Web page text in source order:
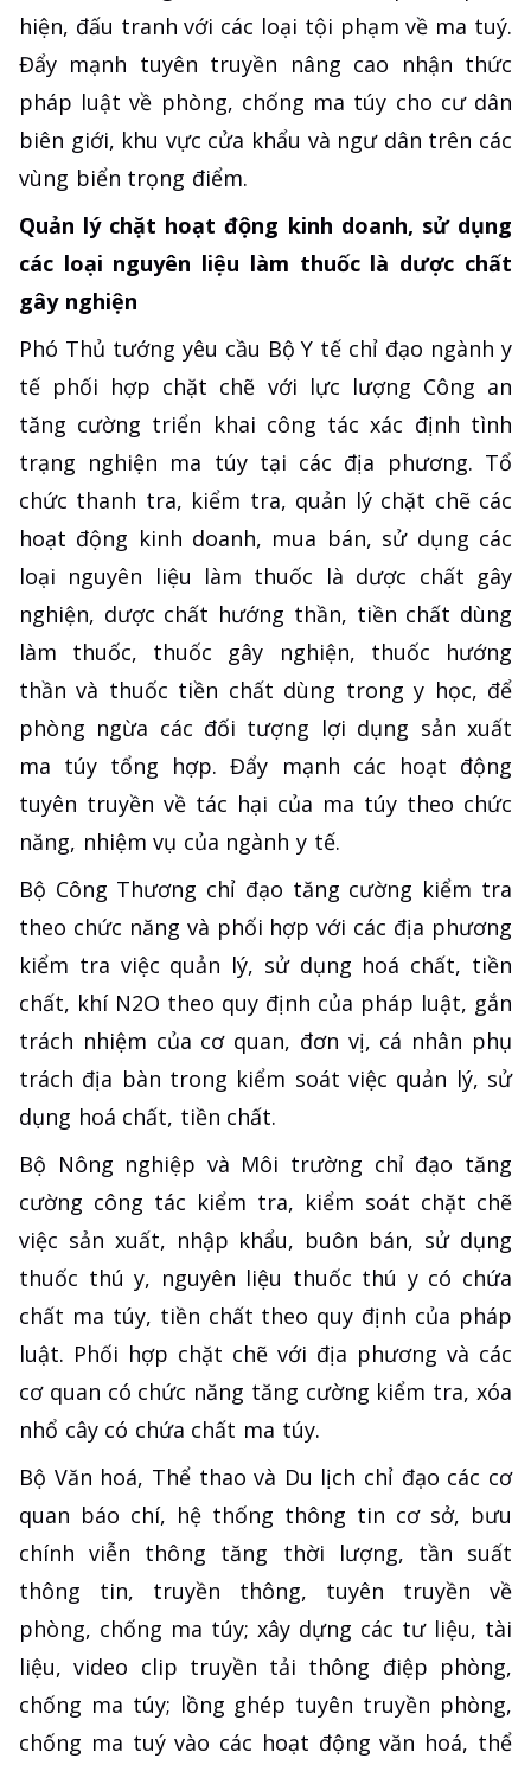
hiện, đấu tranh với các loại tội phạm về ma tuý.
Đẩy mạnh tuyên truyền nâng cao nhận thức
pháp luật về phòng, chống ma túy cho cư dân
biên giới, khu vực cửa khẩu và ngư dân trên các
vùng biển trọng điểm.
Quản lý chặt hoạt động kinh doanh, sử dụng
các loại nguyên liệu làm thuốc là dược chất
gây nghiện
Phó Thủ tướng yêu cầu Bộ Y tế chỉ đạo ngành y
tế phối hợp chặt chẽ với lực lượng Công an
tăng cường triển khai công tác xác định tình
trạng nghiện ma túy tại các địa phương. Tổ
chức thanh tra, kiểm tra, quản lý chặt chẽ các
hoạt động kinh doanh, mua bán, sử dụng các
loại nguyên liệu làm thuốc là dược chất gây
nghiện, dược chất hướng thần, tiền chất dùng
làm thuốc, thuốc gây nghiện, thuốc hướng
thần và thuốc tiền chất dùng trong y học, để
phòng ngừa các đối tượng lợi dụng sản xuất
ma túy tổng hợp. Đẩy mạnh các hoạt động
tuyên truyền về tác hại của ma túy theo chức
năng, nhiệm vụ của ngành y tế.
Bộ Công Thương chỉ đạo tăng cường kiểm tra
theo chức năng và phối hợp với các địa phương
kiểm tra việc quản lý, sử dụng hoá chất, tiền
chất, khí N2O theo quy định của pháp luật, gắn
trách nhiệm của cơ quan, đơn vị, cá nhân phụ
trách địa bàn trong kiểm soát việc quản lý, sử
dụng hoá chất, tiền chất.
Bộ Nông nghiệp và Môi trường chỉ đạo tăng
cường công tác kiểm tra, kiểm soát chặt chẽ
việc sản xuất, nhập khẩu, buôn bán, sử dụng
thuốc thú y, nguyên liệu thuốc thú y có chứa
chất ma túy, tiền chất theo quy định của pháp
luật. Phối hợp chặt chẽ với địa phương và các
cơ quan có chức năng tăng cường kiểm tra, xóa
nhổ cây có chứa chất ma túy.
Bộ Văn hoá, Thể thao và Du lịch chỉ đạo các cơ
quan báo chí, hệ thống thông tin cơ sở, bưu
chính viễn thông tăng thời lượng, tần suất
thông tin, truyền thông, tuyên truyền về
phòng, chống ma túy; xây dựng các tư liệu, tài
liệu, video clip truyền tải thông điệp phòng,
chống ma túy; lồng ghép tuyên truyền phòng,
chống ma tuý vào các hoạt động văn hoá, thể